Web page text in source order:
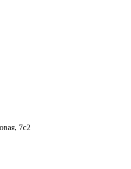
7с2